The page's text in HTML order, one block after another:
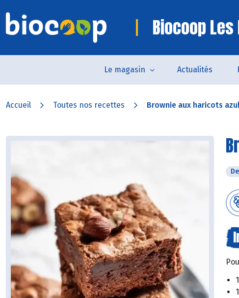
Biocoop Les
Le magasin Actualités
Accueil Toutes nos recettes Brownie aux haricots